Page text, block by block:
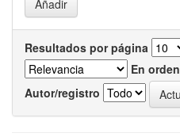
Resultados por página
En orden
Autor/registro